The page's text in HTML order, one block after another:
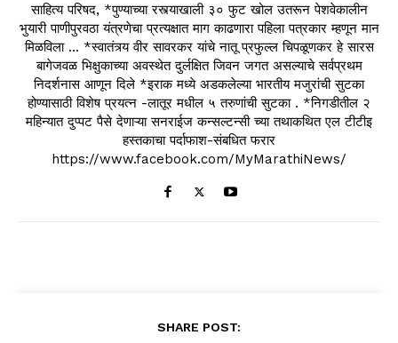
साहित्य परिषद, *पुण्याच्या रस्त्याखाली ३० फुट खोल उतरून पेशवेकालीन
भुयारी पाणीपुरवठा यंत्रणेचा प्रत्यक्षात माग काढणारा पहिला पत्रकार म्हणून मान
मिळविला ... *स्वातंत्र्य वीर सावरकर यांचे नातू प्रफुल्ल चिपळूणकर हे सारस
बागेजवळ भिक्षुकाच्या अवस्थेत दुर्लक्षित जिवन जगत असल्याचे सर्वप्रथम
निदर्शनास आणून दिले *इराक मध्ये अडकलेल्या भारतीय मजुरांची सुटका
होण्यासाठी विशेष प्रयत्न -लातूर मधील ५ तरुणांची सुटका . *निगडीतील २
महिन्यात दुप्पट पैसे देणाऱ्या सनराईज कन्सल्टन्सी च्या तथाकथित एल टीटीइ
हस्तकाचा पर्दाफाश-संबधित फरार
https://www.facebook.com/MyMarathiNews/
SHARE POST: